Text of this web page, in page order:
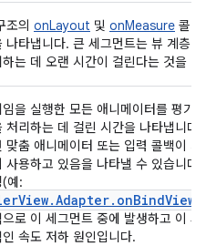
조의 onLayout 및 onMeasure 콜백
나타냅니다. 큰 세그먼트는 뷰 계층
는 데 오랜 시간이 걸린다는 것을
을 실행한 모든 애니메이터를 평가
처리하는 데 걸린 시간을 나타냅니다
맞춤 애니메이터 또는 입력 콜백이 처
사용하고 있음을 나타낼 수 있습니다
예:
로 이 세그먼트 중에 발생하고 이
속도 저하 원인입니다.